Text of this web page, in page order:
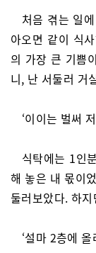
처음 겪는 일
아오면 같이 식
의 가장 큰 기쁨
니, 난 서둘러 거
‘이이는 벌써
식탁에는 1인
해 놓은 내 몫이
둘러보았다. 하
‘설마 2층에